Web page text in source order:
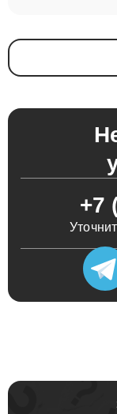
+7